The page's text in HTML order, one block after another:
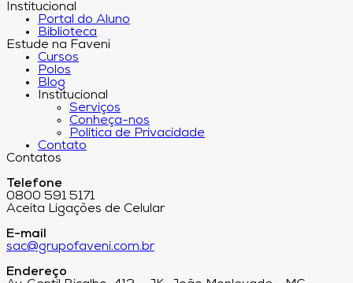
Institucional
Portal do Aluno
Biblioteca
Estude na Faveni
Cursos
Polos
Blog
Institucional
Serviços
Conheça-nos
Política de Privacidade
Contato
Contatos
Telefone
0800 591 5171
Aceita Ligações de Celular
E-mail
sac@grupofaveni.com.br
Endereço